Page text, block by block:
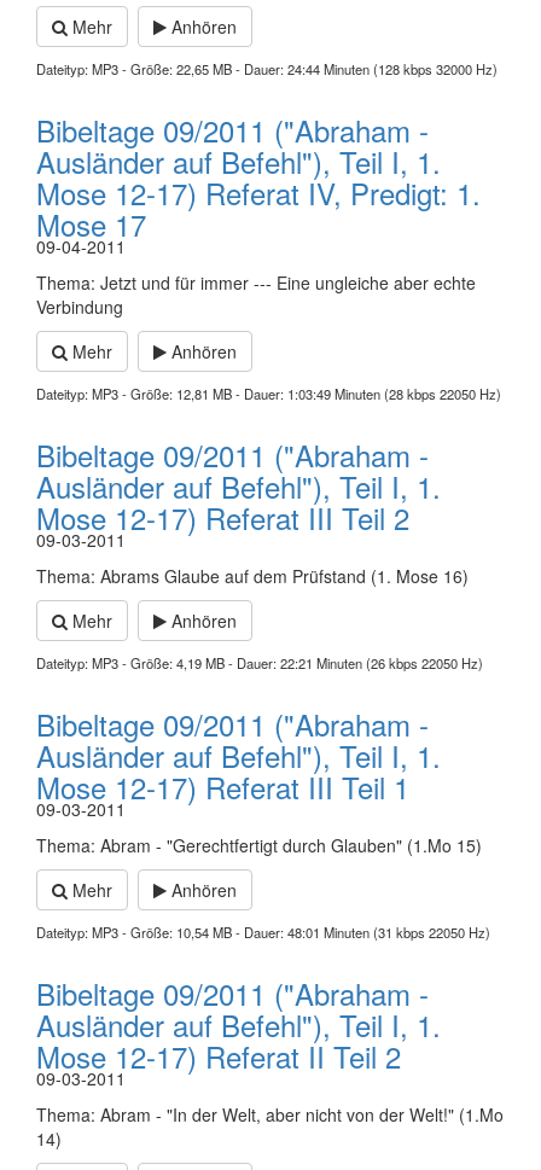
Mehr
Anhören
Dateityp: MP3 - Größe: 22,65 MB - Dauer: 24:44 Minuten (128 kbps 32000 Hz)
Bibeltage 09/2011 ("Abraham -
Ausländer auf Befehl"), Teil I, 1.
Mose 12-17) Referat IV, Predigt: 1.
Mose 17
09-04-2011
Thema: Jetzt und für immer --- Eine ungleiche aber echte
Verbindung
Mehr
Anhören
Dateityp: MP3 - Größe: 12,81 MB - Dauer: 1:03:49 Minuten (28 kbps 22050 Hz)
Bibeltage 09/2011 ("Abraham -
Ausländer auf Befehl"), Teil I, 1.
Mose 12-17) Referat III Teil 2
09-03-2011
Thema: Abrams Glaube auf dem Prüfstand (1. Mose 16)
Mehr
Anhören
Dateityp: MP3 - Größe: 4,19 MB - Dauer: 22:21 Minuten (26 kbps 22050 Hz)
Bibeltage 09/2011 ("Abraham -
Ausländer auf Befehl"), Teil I, 1.
Mose 12-17) Referat III Teil 1
09-03-2011
Thema: Abram - "Gerechtfertigt durch Glauben" (1.Mo 15)
Mehr
Anhören
Dateityp: MP3 - Größe: 10,54 MB - Dauer: 48:01 Minuten (31 kbps 22050 Hz)
Bibeltage 09/2011 ("Abraham -
Ausländer auf Befehl"), Teil I, 1.
Mose 12-17) Referat II Teil 2
09-03-2011
Thema: Abram - "In der Welt, aber nicht von der Welt!" (1.Mo
14)